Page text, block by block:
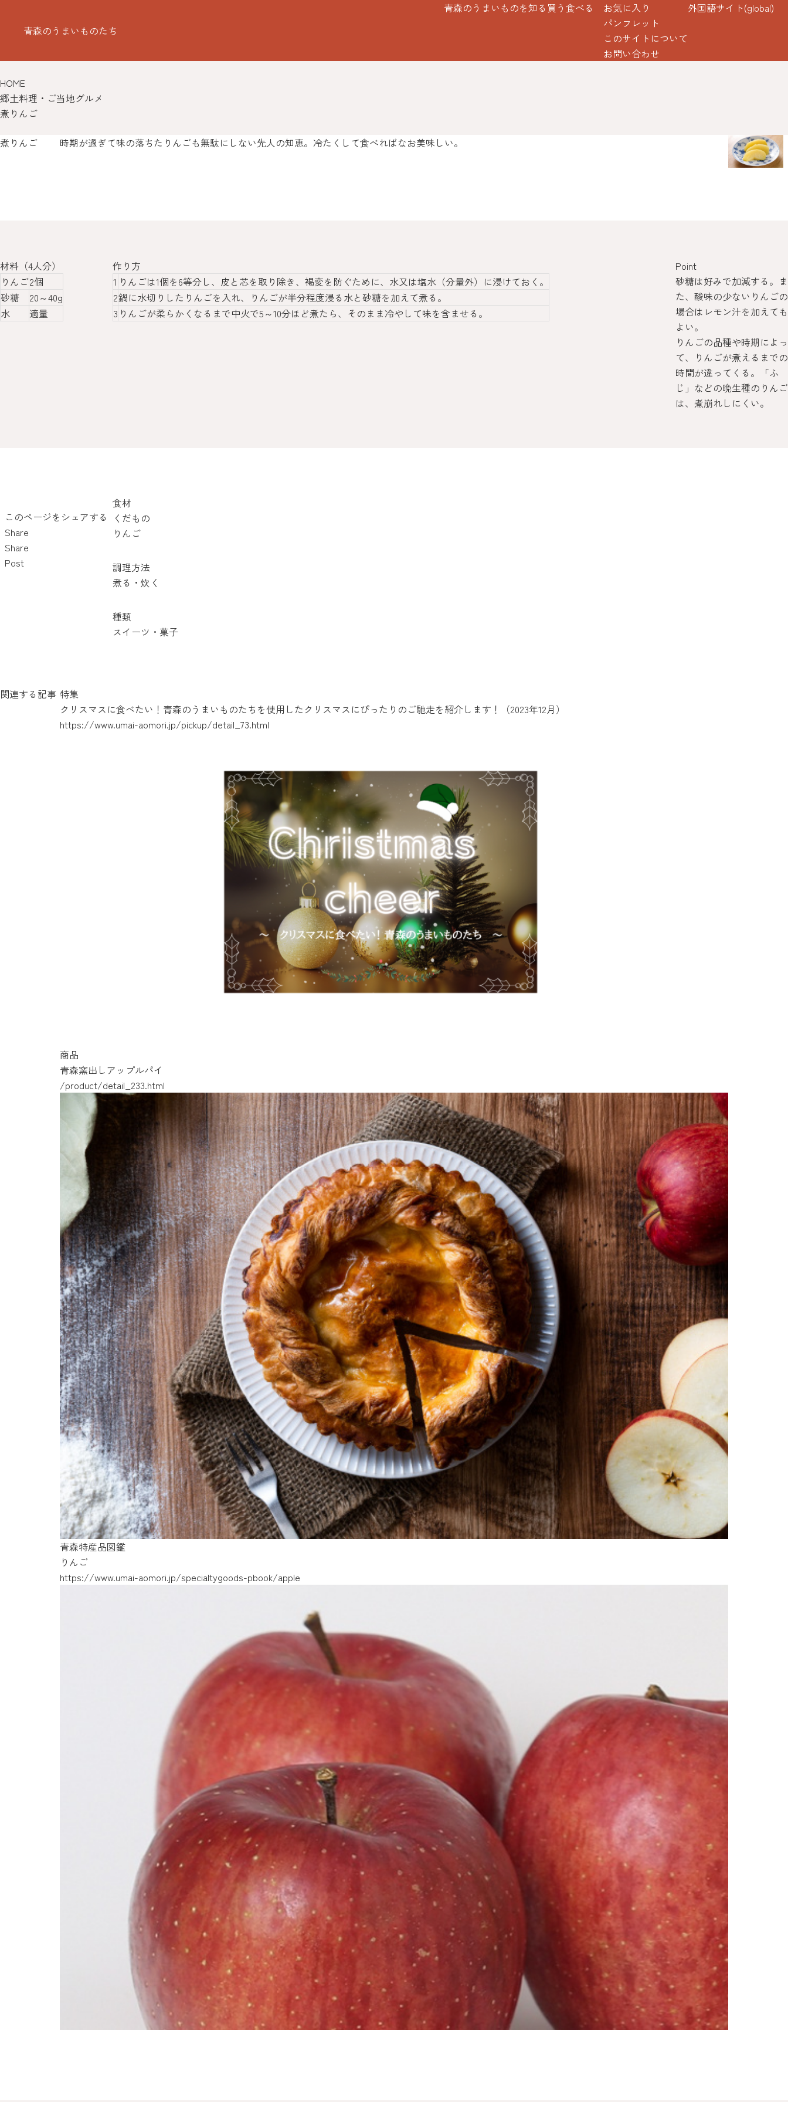
青森のうまいものたち
青森のうまいものを知る 買う 食べる
お気に入り
パンフレット
このサイトについて
お問い合わせ
外国語サイト(global)
HOME
郷土料理・ご当地グルメ
煮りんご
煮りんご 時期が過ぎて味の落ちたりんごも無駄にしない先人の知恵。冷たくして食べればなお美味しい。
材料（4人分）
りんご2個
砂糖
20～40g
水
適量
作り方
1 りんごは1個を6等分し、皮と芯を取り除き、褐変を防ぐために、水又は塩水（分量外）に浸けておく。
2鍋に水切りしたりんごを入れ、りんごが半分程度浸る水と砂糖を加えて煮る。
3 りんごが柔らかくなるまで中火で5～10分ほど煮たら、そのまま冷やして味を含ませる。
Point
砂糖は好みで加減する。ま
た、酸味の少ないりんごの
場合はレモン汁を加えても
よい。
りんごの品種や時期によっ
て、りんごが煮えるまでの
時間が違ってくる。「ふ
じ」などの晩生種のりんご
は、煮崩れしにくい。
食材
くだもの
りんご
調理方法
煮る・炊く
種類
スイーツ・菓子
このページをシェアする
Share
Share
Post
関連する記事 特集
クリスマスに食べたい！青森のうまいものたちを使用したクリスマスにぴったりのご馳走を紹介します！（2023年12月）
https://www.umai-aomori.jp/pickup/detail_73.html
https://www.umai-aomori.jp/pickup/detail_72.html
商品
青森窯出しアップルパイ
/product/detail_233.html
/product/detail_87.html
/product/detail_234.html
青森特産品図鑑
りんご
https://www.umai-aomori.jp/specialtygoods-pbook/apple